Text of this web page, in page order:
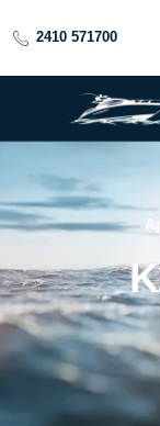
2410 571700